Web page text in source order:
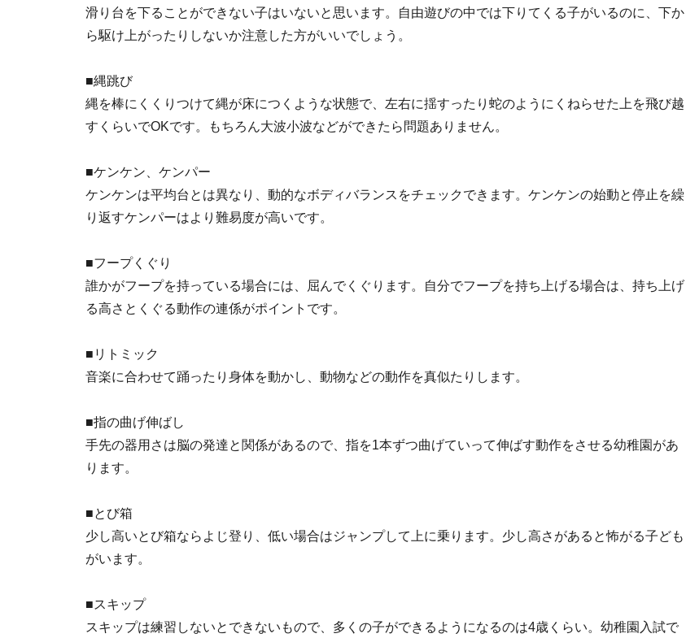
滑り台を下ることができない子はいないと思います。自由遊びの中では下りてくる子がいるのに、下か
ら駆け上がったりしないか注意した方がいいでしょう。
■縄跳び
縄を棒にくくりつけて縄が床につくような状態で、左右に揺すったり蛇のようにくねらせた上を飛び越
すくらいでOKです。もちろん大波小波などができたら問題ありません。
■ケンケン、ケンパー
ケンケンは平均台とは異なり、動的なボディバランスをチェックできます。ケンケンの始動と停止を繰
り返すケンパーはより難易度が高いです。
■フープくぐり
誰かがフープを持っている場合には、屈んでくぐります。自分でフープを持ち上げる場合は、持ち上げ
る高さとくぐる動作の連係がポイントです。
■リトミック
音楽に合わせて踊ったり身体を動かし、動物などの動作を真似たりします。
■指の曲げ伸ばし
手先の器用さは脳の発達と関係があるので、指を1本ずつ曲げていって伸ばす動作をさせる幼稚園があ
ります。
■とび箱
少し高いとび箱ならよじ登り、低い場合はジャンプして上に乗ります。少し高さがあると怖がる子ども
がいます。
■スキップ
スキップは練習しないとできないもので、多くの子ができるようになるのは4歳くらい。幼稚園入試で